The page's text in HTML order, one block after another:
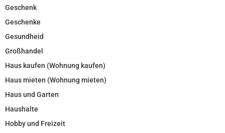
Geschenk
Geschenke
Gesundheid
Großhandel
Haus kaufen (Wohnung kaufen)
Haus mieten (Wohnung mieten)
Haus und Garten
Haushalte
Hobby und Freizeit